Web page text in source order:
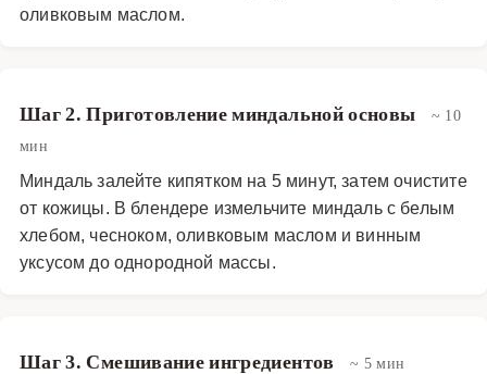
оливковым маслом.
Шаг 2. Приготовление миндальной основы
~ 10
мин
Миндаль залейте кипятком на 5 минут, затем очистите
от кожицы. В блендере измельчите миндаль с белым
хлебом, чесноком, оливковым маслом и винным
уксусом до однородной массы.
Шаг 3. Смешивание ингредиентов ~ 5 мин